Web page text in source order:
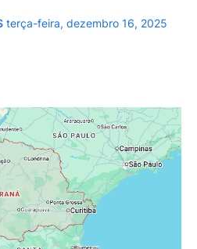
terça-feira, dezembro 16, 2025